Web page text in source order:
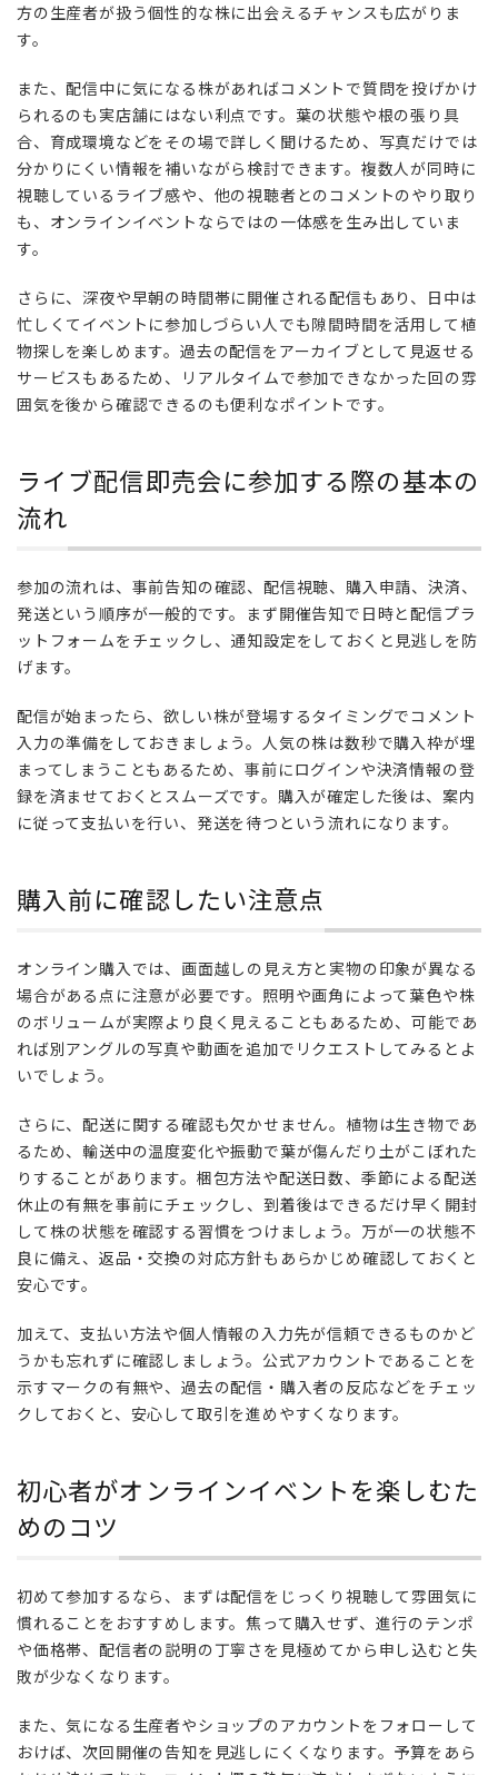
売
参
加
る
際
の
基
流
れ
4
購
入
確
し
注
意
点
5
心
者
が
オ
ン
ン
イ
ン
を
楽
し
む
め
の
コ
ツ
方の生産者が扱う個性的な株に出会えるチャンスも広がりま
す。
また、配信中に気になる株があればコメントで質問を投げかけ
られるのも実店舗にはない利点です。葉の状態や根の張り具
合、育成環境などをその場で詳しく聞けるため、写真だけでは
分かりにくい情報を補いながら検討できます。複数人が同時に
視聴しているライブ感や、他の視聴者とのコメントのやり取り
も、オンラインイベントならではの一体感を生み出していま
す。
さらに、深夜や早朝の時間帯に開催される配信もあり、日中は
忙しくてイベントに参加しづらい人でも隙間時間を活用して植
物探しを楽しめます。過去の配信をアーカイブとして見返せる
サービスもあるため、リアルタイムで参加できなかった回の雰
囲気を後から確認できるのも便利なポイントです。
ライブ配信即売会に参加する際の基本の
流れ
参加の流れは、事前告知の確認、配信視聴、購入申請、決済、
発送という順序が一般的です。まず開催告知で日時と配信プラ
ットフォームをチェックし、通知設定をしておくと見逃しを防
げます。
配信が始まったら、欲しい株が登場するタイミングでコメント
入力の準備をしておきましょう。人気の株は数秒で購入枠が埋
まってしまうこともあるため、事前にログインや決済情報の登
録を済ませておくとスムーズです。購入が確定した後は、案内
に従って支払いを行い、発送を待つという流れになります。
購入前に確認したい注意点
オンライン購入では、画面越しの見え方と実物の印象が異なる
場合がある点に注意が必要です。照明や画角によって葉色や株
のボリュームが実際より良く見えることもあるため、可能であ
れば別アングルの写真や動画を追加でリクエストしてみるとよ
いでしょう。
さらに、配送に関する確認も欠かせません。植物は生き物であ
るため、輸送中の温度変化や振動で葉が傷んだり土がこぼれた
りすることがあります。梱包方法や配送日数、季節による配送
休止の有無を事前にチェックし、到着後はできるだけ早く開封
して株の状態を確認する習慣をつけましょう。万が一の状態不
良に備え、返品・交換の対応方針もあらかじめ確認しておくと
安心です。
加えて、支払い方法や個人情報の入力先が信頼できるものかど
うかも忘れずに確認しましょう。公式アカウントであることを
示すマークの有無や、過去の配信・購入者の反応などをチェッ
クしておくと、安心して取引を進めやすくなります。
初心者がオンラインイベントを楽しむた
めのコツ
初めて参加するなら、まずは配信をじっくり視聴して雰囲気に
慣れることをおすすめします。焦って購入せず、進行のテンポ
や価格帯、配信者の説明の丁寧さを見極めてから申し込むと失
敗が少なくなります。
また、気になる生産者やショップのアカウントをフォローして
おけば、次回開催の告知を見逃しにくくなります。予算をあら